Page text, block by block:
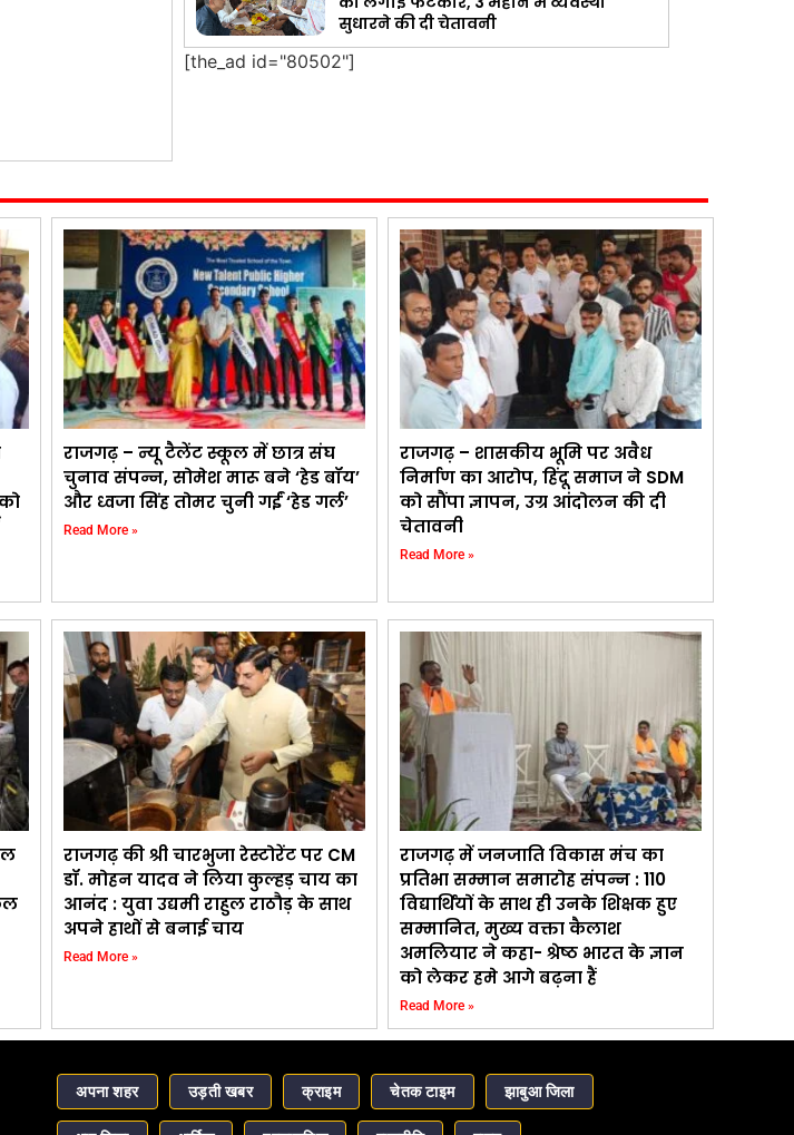
सुधारने की दी चेतावनी
[the_ad id="80502"]
राजगढ़ – न्यू टैलेंट स्कूल में छात्र संघ
चुनाव संपन्न, सोमेश मारू बने ‘हेड बॉय’
और ध्वजा सिंह तोमर चुनी गईं ‘हेड गर्ल’
Read More »
राजगढ़ – शासकीय भूमि पर अवैध
निर्माण का आरोप, हिंदू समाज ने SDM
को सौंपा ज्ञापन, उग्र आंदोलन की दी
चेतावनी
Read More »
राजगढ़ की श्री चारभुजा रेस्टोरेंट पर CM
डॉ. मोहन यादव ने लिया कुल्हड़ चाय का
आनंद : युवा उद्यमी राहुल राठौड़ के साथ
अपने हाथों से बनाई चाय
Read More »
राजगढ़ में जनजाति विकास मंच का
प्रतिभा सम्मान समारोह संपन्न : 110
विद्यार्थियों के साथ ही उनके शिक्षक हुए
सम्मानित, मुख्य वक्ता कैलाश
अमलियार ने कहा- श्रेष्ठ भारत के ज्ञान
को लेकर हमे आगे बढ़ना हैं
Read More »
अपना शहर उड़ती खबर क्राइम चेतक टाइम झाबुआ जिला